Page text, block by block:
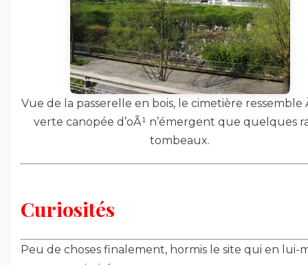
Vue de la passerelle en bois, le cimetière ressemble
verte canopée d’oÃ¹ n’émergent que quelques
tombeaux.
Curiosités
Peu de choses finalement, hormis le site qui en lui-